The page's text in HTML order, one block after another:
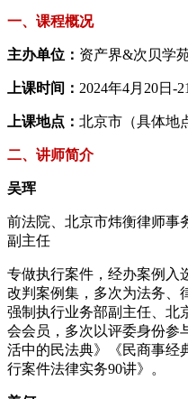
一、课程概况
主办单位： 资产界&次贝学
上课时间： 2024年4月20日-
上课地点： 北京市（具体地
二、讲师简介
吴珲
前法院、北京市炜衡律师事
副主任
专做执行案件，经办案例入
改判案例集，多次为法务、
强制执行业务部副主任、北
会会员，多次以评委身份参
活中的民法典》《民商事经
行案件法律实务90讲》。